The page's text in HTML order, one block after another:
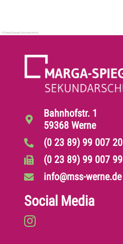
Bahnhofstr. 1
59368 Werne
(0 23 89) 99 007 20
(0 23 89) 99 007 99
info@mss-werne.de
Social Media